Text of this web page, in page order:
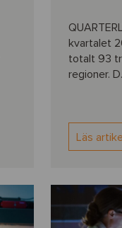
kvartalet
totalt 93
regioner.
Läs